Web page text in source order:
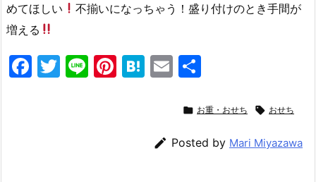
めてほしい
不揃いになっちゃう！盛り付けのとき手間が
増える
F
T
Li Pi H
a
E
ai
l
 お重・おせち  おせち
 Posted by Mari Miyazawa